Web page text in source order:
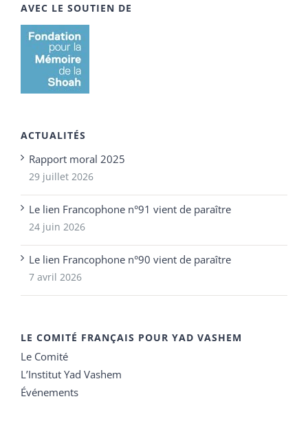
AVEC LE SOUTIEN DE
ACTUALITÉS
Rapport moral 2025
29 juillet 2026
Le lien Francophone n°91 vient de paraître
24 juin 2026
Le lien Francophone n°90 vient de paraître
7 avril 2026
LE COMITÉ FRANÇAIS POUR YAD VASHEM
Le Comité
L’Institut Yad Vashem
Événements